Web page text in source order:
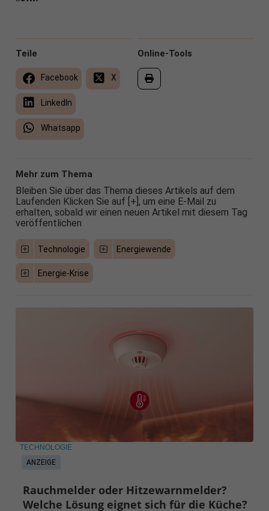
Online-Tools
Teile
Facebook X
LinkedIn
Whatsapp
Mehr zum Thema
Bleiben Sie über das Thema dieses Artikels auf dem
Laufenden Klicken Sie auf [+], um eine E-Mail zu
erhalten, sobald wir einen neuen Artikel mit diesem Tag
veröffentlichen
Technologie Energiewende
Energie-Krise
ANZEIGE
TECHNOLOGIE
Rauchmelder oder Hitzewarnmelder?
Welche Lösung eignet sich für die Küche?